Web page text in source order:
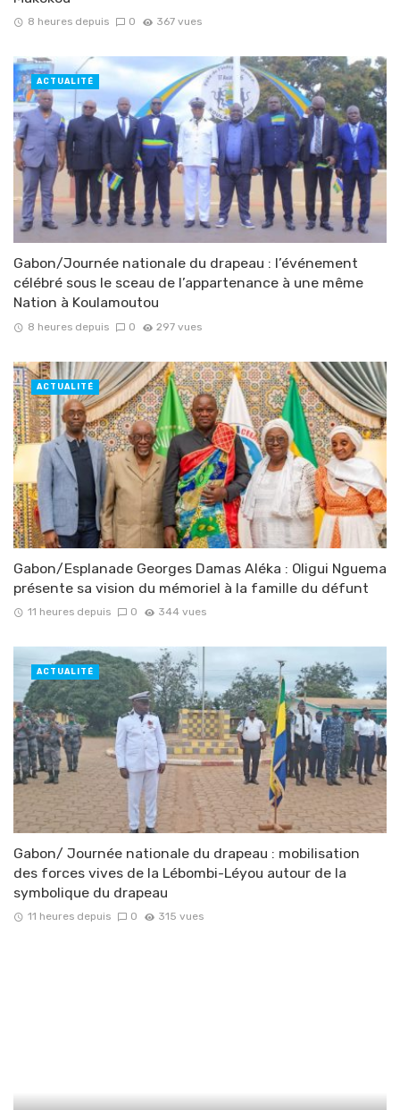
8 heures depuis 0 367 vues
Gabon/Journée nationale du drapeau : l’événement
célébré sous le sceau de l’appartenance à une même
Nation à Koulamoutou
8 heures depuis 0 297 vues
ACTUALITÉ
Gabon/Esplanade Georges Damas Aléka : Oligui Nguema
présente sa vision du mémoriel à la famille du défunt
11 heures depuis 0 344 vues
ACTUALITÉ
Gabon/ Journée nationale du drapeau : mobilisation
des forces vives de la Lébombi-Léyou autour de la
symbolique du drapeau
11 heures depuis 0 315 vues
ACTUALITÉ